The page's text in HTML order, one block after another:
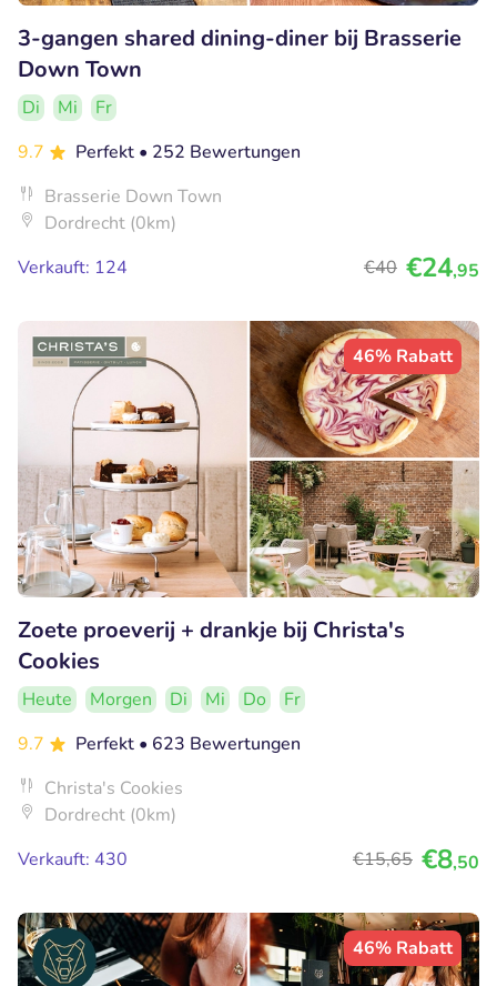
3-gangen shared dining-diner bij Brasserie
Down Town
Di Mi
Fr
9.7
Perfekt • 252 Bewertungen
Brasserie Down Town
Dordrecht (0km)
Verkauft: 124
€40 €24,95
46% Rabatt
Zoete proeverij + drankje bij Christa's
Cookies
Heute Morgen Di Mi Do
Fr
9.7
Perfekt • 623 Bewertungen
Christa's Cookies
Dordrecht (0km)
Verkauft: 430
€15,65 €8,50
46% Rabatt